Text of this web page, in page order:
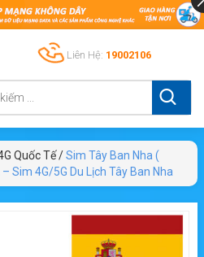
Liên Hệ: 19002106
Quốc Tế/Sim Tây Ban Nha (
Sim 4G/5G Du Lịch Tây Ban Nha